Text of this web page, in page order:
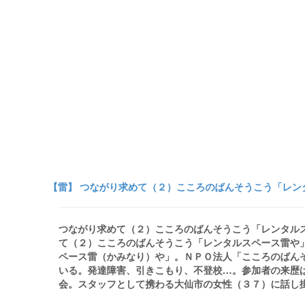
【雷】 つながり求めて（２）こころのばんそうこう「レ
つながり求めて（２）こころのばんそうこう「レンタ
て（２）こころのばんそうこう「レンタルスペース雷
ペース雷（かみなり）や」。ＮＰＯ法人「こころのば
いる。発達障害、引きこもり、不登校…。参加者の来
会。スタッフとして携わる大仙市の女性（３７）に話し